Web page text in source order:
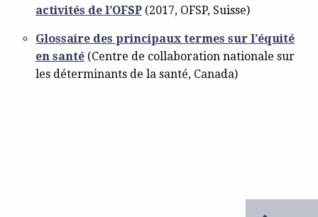
activités de l’OFSP (2017, OFSP, Suisse)
Glossaire des principaux termes sur l’équité
en santé (Centre de collaboration nationale sur
les déterminants de la santé, Canada)